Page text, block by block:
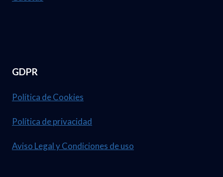
GDPR
Política de Cookies
Política de privacidad
Aviso Legal y Condiciones de uso